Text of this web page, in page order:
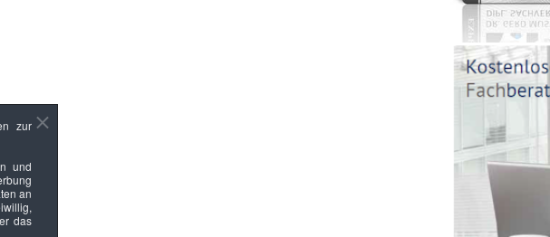
zur
und
an
das